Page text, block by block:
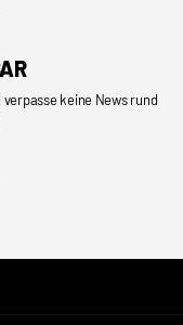
keine News rund